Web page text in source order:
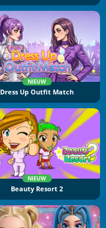
NIEUW
Dress Up Outfit Match
NIEUW
Beauty Resort 2